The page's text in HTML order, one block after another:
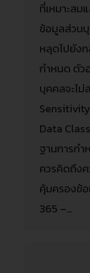
ที่เหมาะสม
ข้อมูลส่วน
หลุดไปยัง
กำหนด ตัว
บุคคลจะไม่
Data
ฐานการก
ควรคิดถึง
คุ้มครองข้
365 –…